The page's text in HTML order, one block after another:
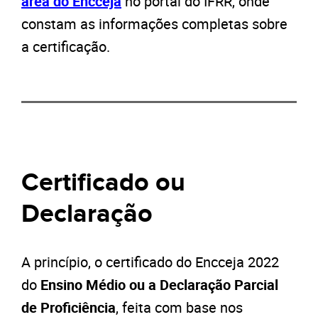
constam as informações completas sobre
a certificação.
Certificado ou
Declaração
A princípio, o certificado do Encceja 2022
do Ensino Médio ou a Declaração Parcial
de Proficiência, feita com base nos